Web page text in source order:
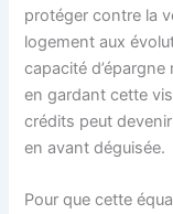
protéger contre la
logement aux
capacité
en gardant cette
crédits peut
en avant déguisée.
Pour que cette